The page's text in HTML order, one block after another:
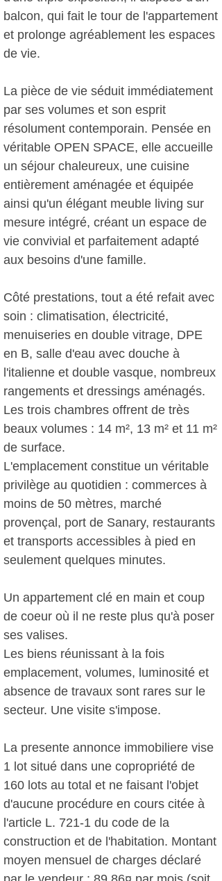
balcon, qui fait le tour de l'appartement
et prolonge agréablement les espaces
de vie.
La pièce de vie séduit immédiatement
par ses volumes et son esprit
résolument contemporain. Pensée en
véritable OPEN SPACE, elle accueille
un séjour chaleureux, une cuisine
entièrement aménagée et équipée
ainsi qu'un élégant meuble living sur
mesure intégré, créant un espace de
vie convivial et parfaitement adapté
aux besoins d'une famille.
Côté prestations, tout a été refait avec
soin : climatisation, électricité,
menuiseries en double vitrage, DPE
en B, salle d'eau avec douche à
l'italienne et double vasque, nombreux
rangements et dressings aménagés.
Les trois chambres offrent de très
beaux volumes : 14 m², 13 m² et 11 m²
de surface.
L'emplacement constitue un véritable
privilège au quotidien : commerces à
moins de 50 mètres, marché
provençal, port de Sanary, restaurants
et transports accessibles à pied en
seulement quelques minutes.
Un appartement clé en main et coup
de coeur où il ne reste plus qu'à poser
ses valises.
Les biens réunissant à la fois
emplacement, volumes, luminosité et
absence de travaux sont rares sur le
secteur. Une visite s'impose.
La presente annonce immobiliere vise
1 lot situé dans une copropriété de
160 lots au total et ne faisant l'objet
d'aucune procédure en cours citée à
l'article L. 721-1 du code de la
construction et de l'habitation. Montant
moyen mensuel de charges déclaré